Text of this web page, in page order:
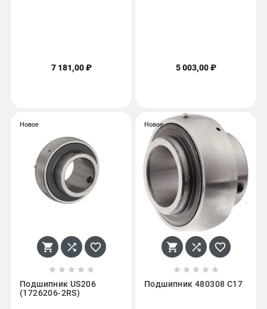
7 181,00 ₽ 5 003,00 ₽
Новое
  
    
Подшипник US206
(1726206-2RS)
Новое
  
    
Подшипник 480308 С17